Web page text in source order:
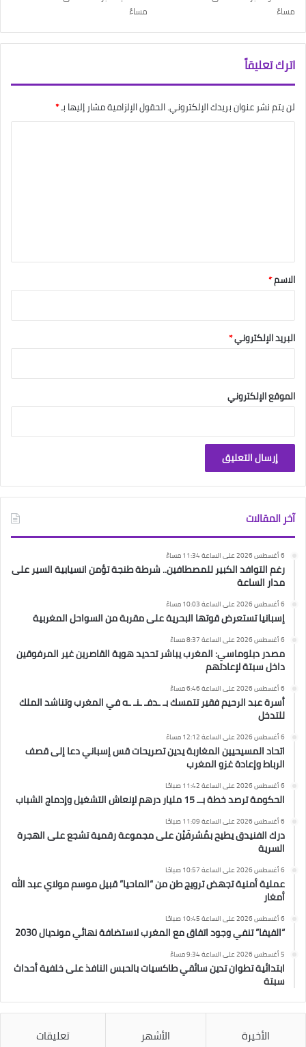
مساءً
مساءً
اترك تعليقاً
لن يتم نشر عنوان بريدك الإلكتروني.الحقول الإلزامية مشار إليها بـ*
*
الاسم*
البريد الإلكتروني*
الموقع الإلكتروني
آخر المقالات
6 أغسطس 2026 على الساعة 11:34 مساءً
رغم التوافد الكبير للمصطافين.. شرطة طنجة تؤمن انسيابية السير على
مدار الساعة
6 أغسطس 2026 على الساعة 10:03 مساءً
إسبانيا تستعرض قوتها البحرية على مقربة من السواحل المغربية
6 أغسطس 2026 على الساعة 8:37 مساءً
مصدر دبلوماسي: المغرب يباشر تحديد هوية القاصرين غير المرفوقين
داخل سبتة لإعادتهم
6 أغسطس 2026 على الساعة 6:46 مساءً
أسرة عبد الرحيم فقير تتمسك بـ ـدفـ ـنـ ـه في المغرب وتناشد الملك
للتدخل
6 أغسطس 2026 على الساعة 12:12 مساءً
اتحاد المسيحيين المغاربة يدين تصريحات قس إسباني دعا إلى قصف
الرباط وإعادة غزو المغرب
6 أغسطس 2026 على الساعة 11:42 صباحًا
الحكومة ترصد خطة بــ 15 مليار درهم لإنعاش التشغيل وإدماج الشباب
6 أغسطس 2026 على الساعة 11:09 صباحًا
درك الفنيدق يطيح بمُشرفَيْن على مجموعة رقمية تشجع على الهجرة
السرية
6 أغسطس 2026 على الساعة 10:57 صباحًا
عملية أمنية تجهض ترويج طن من “الماحيا” قبيل موسم مولاي عبد الله
أمغار
6 أغسطس 2026 على الساعة 10:45 صباحًا
“الفيفا” تنفي وجود اتفاق مع المغرب لاستضافة نهائي مونديال 2030
5 أغسطس 2026 على الساعة 9:34 مساءً
ابتدائية تطوان تدين سائقي طاكسيات بالحبس النافذ على خلفية أحداث
سبتة
الأخيرة الأشهر تعليقات